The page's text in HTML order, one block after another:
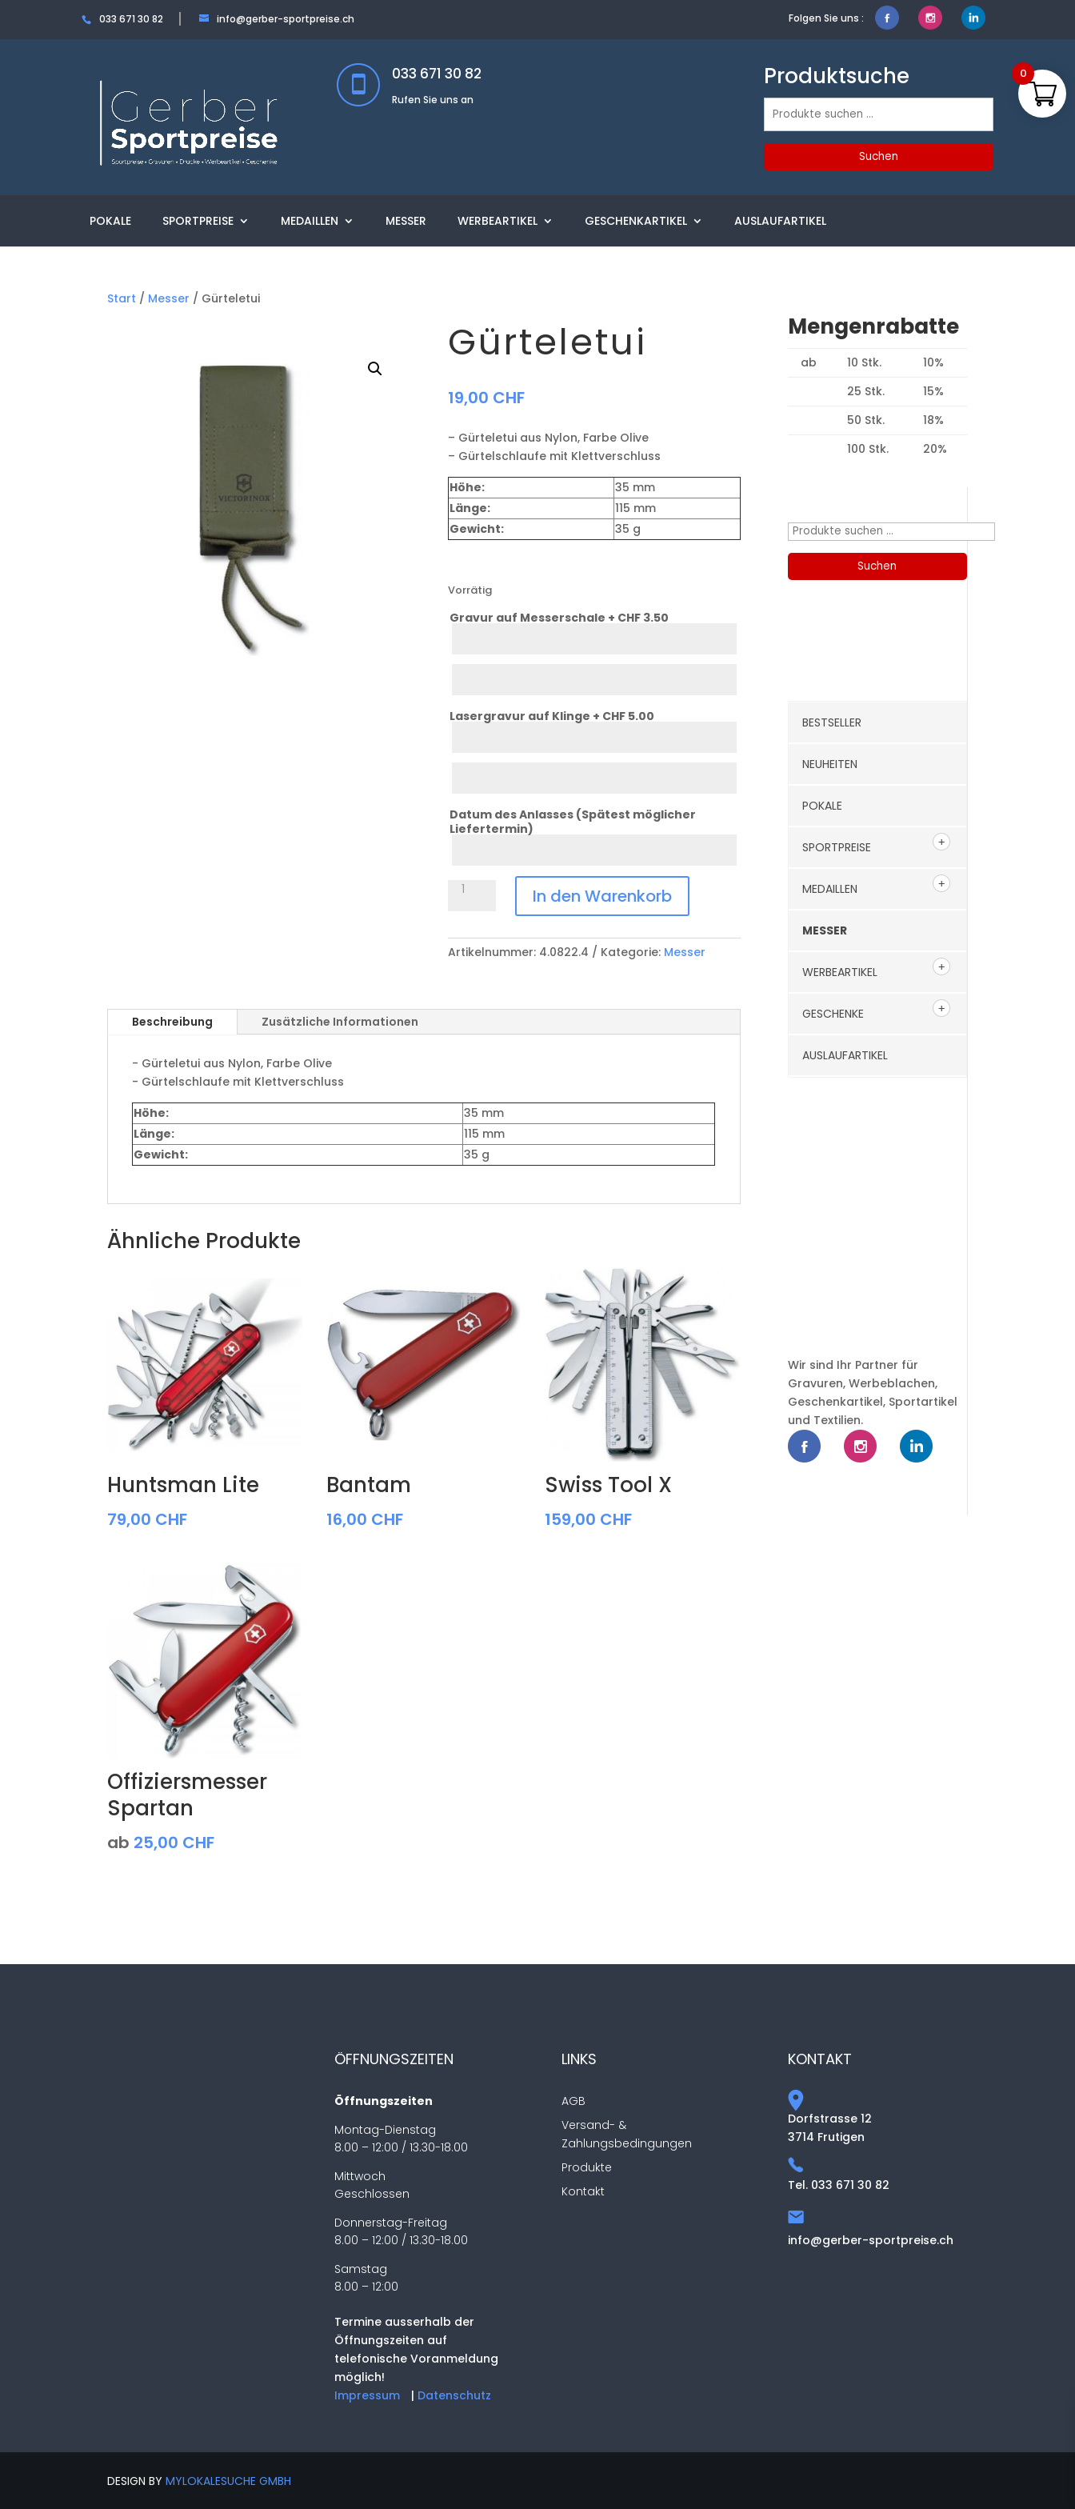
033 671 30 82 info@gerber-sportpreise.ch Folgen Sie uns :
033 671 30 82
Rufen Sie uns an
Produktsuche
Suchen
Suchen
POKALE SPORTPREISE MEDAILLEN MESSER WERBEARTIKEL GESCHENKARTIKEL AUSLAUFARTIKEL
Start / Messer / Gürteletui
Gürteletui
19,00 CHF
– Gürteletui aus Nylon, Farbe Olive
– Gürtelschlaufe mit Klettverschluss
Höhe:
35 mm
Länge:
115 mm
Gewicht:
35 g
Vorrätig
Gravur auf Messerschale + CHF 3.50
Lasergravur auf Klinge + CHF 5.00
Klinge
Datum des Anlasses (Spätest möglicher
Liefertermin)
Gürteletui
In den Warenkorb
Artikelnummer: 4.0822.4 Kategorie: Messer
Beschreibung Zusätzliche Informationen
- Gürteletui aus Nylon, Farbe Olive
- Gürtelschlaufe mit Klettverschluss
Höhe:
35 mm
Länge:
115 mm
Gewicht:
35 g
Ähnliche Produkte
Huntsman Lite
79,00 CHF
Bantam
16,00 CHF
Swiss Tool X
159,00 CHF
Offiziersmesser
Spartan
ab 25,00 CHF
Mengenrabatte
ab 10 Stk.
10%
25 Stk.
15%
50 Stk.
18%
100 Stk.
20%
Suchen
Suchen
BESTSELLER
NEUHEITEN
POKALE
SPORTPREISE
MEDAILLEN
MESSER
WERBEARTIKEL
GESCHENKE
AUSLAUFARTIKEL
Wir sind Ihr Partner für
Gravuren, Werbeblachen,
Geschenkartikel, Sportartikel
und Textilien.
ÖFFNUNGSZEITEN
Öffnungszeiten
Montag-Dienstag
8.00 – 12:00 / 13.30-18.00
Mittwoch
Geschlossen
Donnerstag-Freitag
8.00 – 12:00 / 13.30-18.00
Samstag
8.00 – 12:00
Termine ausserhalb der
Öffnungszeiten auf
telefonische Voranmeldung
möglich!
Impressum
| Datenschutz
LINKS
AGB
Versand- &
Zahlungsbedingungen
Produkte
Kontakt
KONTAKT
Dorfstrasse 12
3714 Frutigen
Tel. 033 671 30 82
info@gerber-sportpreise.ch
DESIGN BYMYLOKALESUCHE GMBH
0